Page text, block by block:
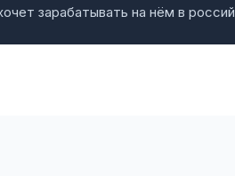
зарабатывать на нём в